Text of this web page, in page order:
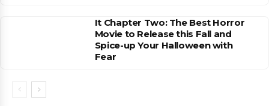
It Chapter Two: The Best Horror
Movie to Release this Fall and
Spice-up Your Halloween with
Fear